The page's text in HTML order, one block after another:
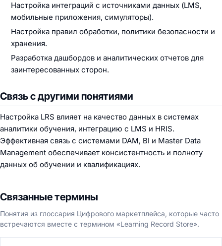
Настройка интеграций с источниками данных (LMS,
мобильные приложения, симуляторы).
Настройка правил обработки, политики безопасности и
хранения.
Разработка дашбордов и аналитических отчетов для
заинтересованных сторон.
Связь с другими понятиями
Настройка LRS влияет на качество данных в системах
аналитики обучения, интеграцию с LMS и HRIS.
Эффективная связь с системами DAM, BI и Master Data
Management обеспечивает консистентность и полноту
данных об обучении и квалификациях.
Связанные термины
Понятия из глоссария Цифрового маркетплейса, которые часто
встречаются вместе с термином «Learning Record Store».